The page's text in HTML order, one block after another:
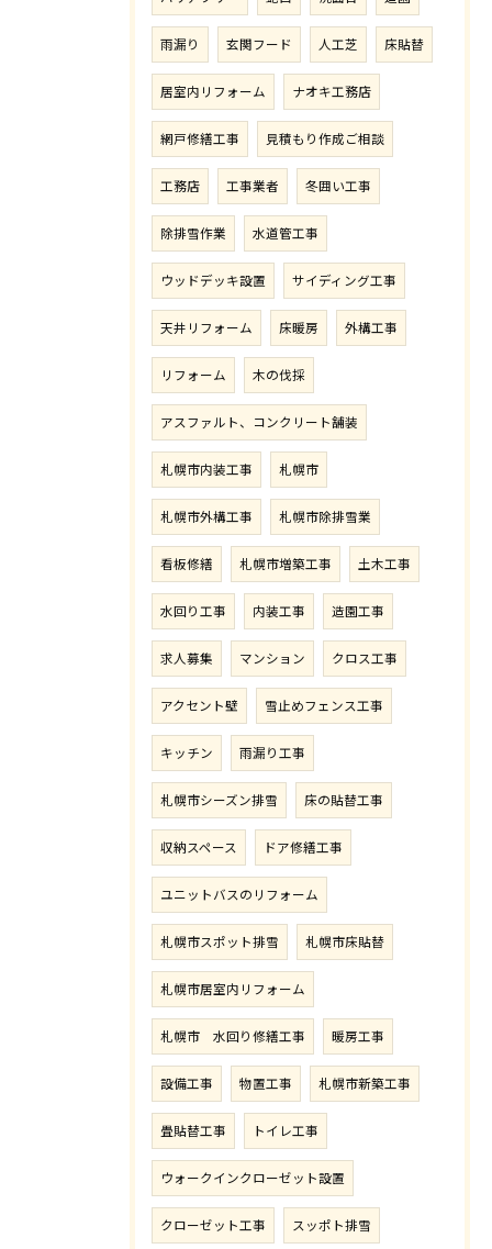
雨漏り 玄関フード 人工芝 床貼替
居室内リフォーム ナオキ工務店
網戸修繕工事 見積もり作成ご相談
工務店 工事業者 冬囲い工事
除排雪作業 水道管工事
ウッドデッキ設置 サイディング工事
天井リフォーム 床暖房 外構工事
リフォーム 木の伐採
アスファルト、コンクリート舗装
札幌市内装工事 札幌市
札幌市外構工事 札幌市除排雪業
看板修繕 札幌市増築工事 土木工事
水回り工事 内装工事 造園工事
求人募集 マンション クロス工事
アクセント壁 雪止めフェンス工事
キッチン 雨漏り工事
札幌市シーズン排雪 床の貼替工事
収納スペース ドア修繕工事
ユニットバスのリフォーム
札幌市スポット排雪 札幌市床貼替
札幌市居室内リフォーム
札幌市 水回り修繕工事 暖房工事
設備工事 物置工事 札幌市新築工事
畳貼替工事 トイレ工事
ウォークインクローゼット設置
クローゼット工事 スッポト排雪